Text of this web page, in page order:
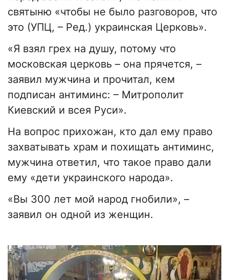
святыню «чтобы не было разговоров, что
это (УПЦ, – Ред.) украинская Церковь».
«Я взял грех на душу, потому что
московская церковь – она прячется, –
заявил мужчина и прочитал, кем
подписан антиминс: – Митрополит
Киевский и всея Руси».
На вопрос прихожан, кто дал ему право
захватывать храм и похищать антиминс,
мужчина ответил, что такое право дали
ему «дети украинского народа».
«Вы 300 лет мой народ гнобили», –
заявил он одной из женщин.